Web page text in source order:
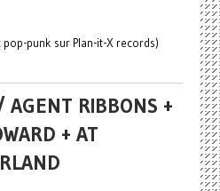
pop-punk sur Plan-it-X records)
RIBBONS +
+ AT